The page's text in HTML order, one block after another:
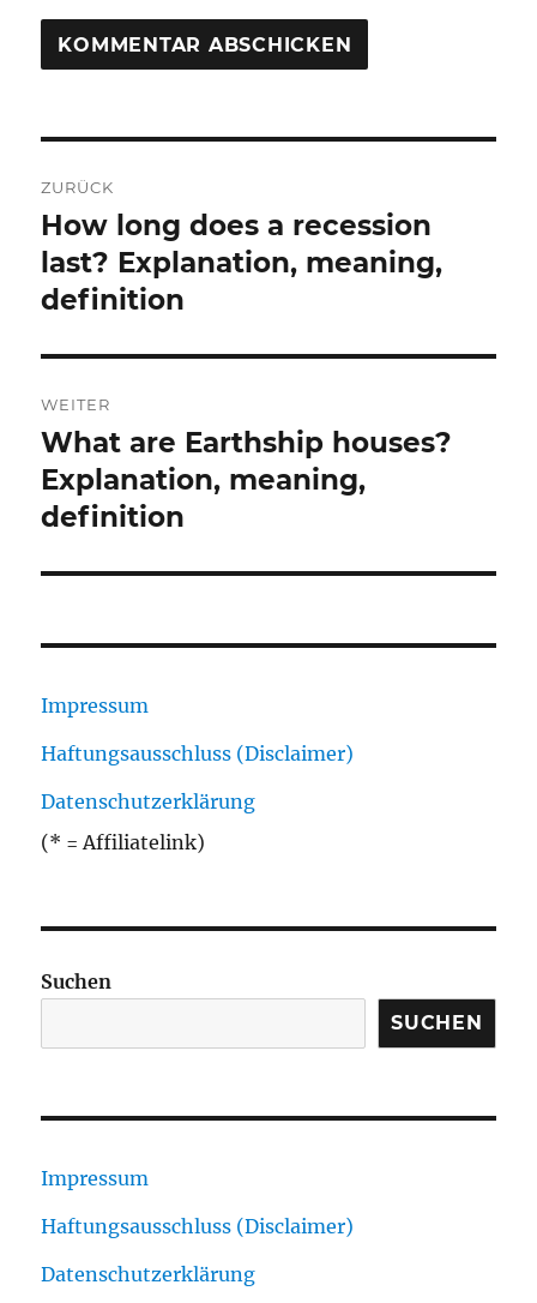
ZURÜCK
Vorheriger
Beitrag:
How long does a recession
last? Explanation, meaning,
definition
WEITER
Nächster
Beitrag:
What are Earthship houses?
Explanation, meaning,
definition
Impressum
Haftungsausschluss (Disclaimer)
Datenschutzerklärung
(* = Affiliatelink)
Suchen
SUCHEN
Impressum
Haftungsausschluss (Disclaimer)
Datenschutzerklärung